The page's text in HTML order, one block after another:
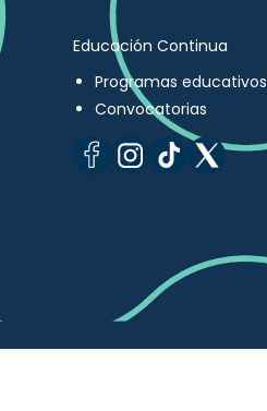
Educación Continua
Programas educativos
Convocatorias